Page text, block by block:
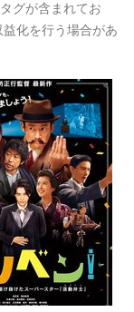
グが含まれてお
化を行う場合があ